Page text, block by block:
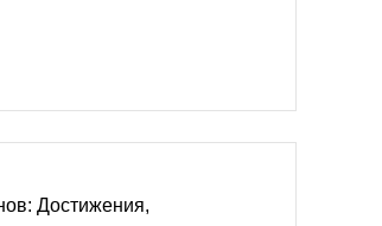
Достижения,